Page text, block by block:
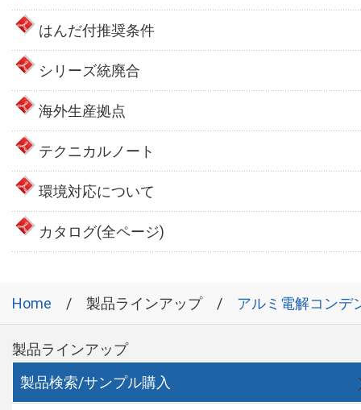
はんだ付推奨条件
シリーズ統廃合
海外生産拠点
テクニカルノート
環境対応について
カタログ(全ページ)
Home 製品ラインアップ アルミ電解コンデ
製品ラインアップ
製品検索/サンプル購入